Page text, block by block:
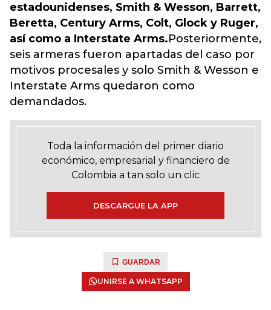
estadounidenses, Smith & Wesson, Barrett,
Beretta, Century Arms, Colt, Glock y Ruger,
así como a Interstate Arms.Posteriormente,
seis armeras fueron apartadas del caso por
motivos procesales y solo Smith & Wesson e
Interstate Arms quedaron como
demandados.
Toda la información del primer diario
económico, empresarial y financiero de
Colombia a tan solo un clic
DESCARGUE LA APP
GUARDAR
UNIRSE A WHATSAPP